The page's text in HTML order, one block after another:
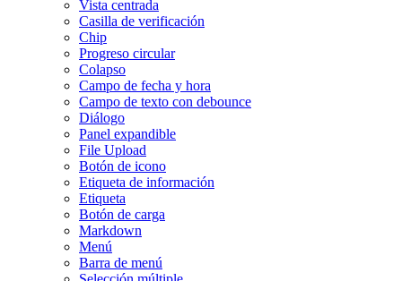
Vista centrada
Casilla de verificación
Chip
Progreso circular
Colapso
Campo de fecha y hora
Campo de texto con debounce
Diálogo
Panel expandible
File Upload
Botón de icono
Etiqueta de información
Etiqueta
Botón de carga
Markdown
Menú
Barra de menú